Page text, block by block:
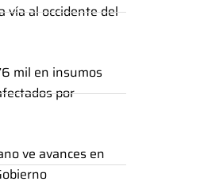
vía al occidente del
mil en insumos
por
ve avances en